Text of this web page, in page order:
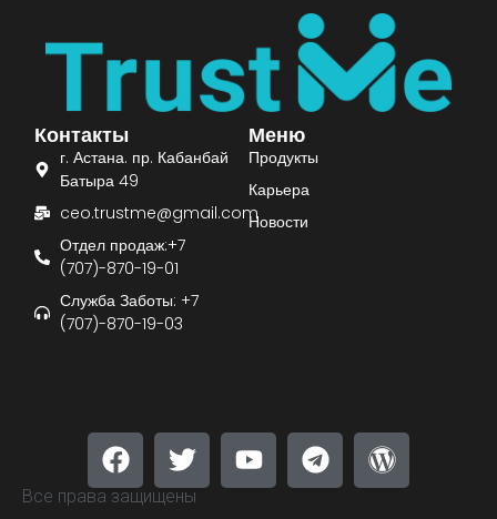
Меню
Продукты
Карьера
Новости
Контакты
г. Астана. пр. Кабанбай
Батыра 49
ceo.trustme@gmail.com
Отдел продаж:+7
(707)-870-19-01
Служба Заботы: +7
(707)-870-19-03
Все права защищены